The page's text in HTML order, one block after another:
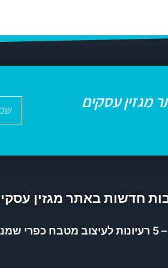
מגזין עסקים
חדשות באתר מגזין
מטבח בעיצוב כובש – 5 רעיונות לעיצוב מטבח